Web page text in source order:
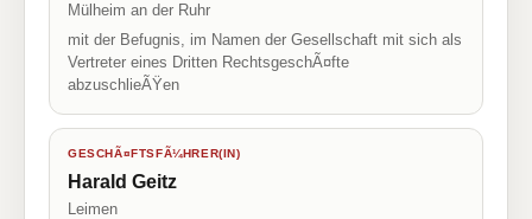
Mülheim an der Ruhr
mit der Befugnis, im Namen der Gesellschaft mit sich als
Vertreter eines Dritten RechtsgeschÃ¤fte
abzuschlieÃŸen
GESCHÃ¤FTSFÃ¼HRER(IN)
Harald Geitz
Leimen